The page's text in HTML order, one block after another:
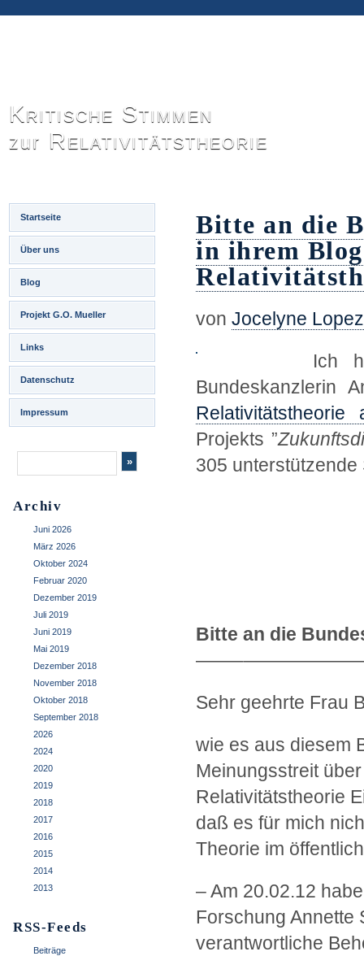
Kritische Stimmen
zur Relativitätstheorie
Startseite
Über uns
Blog
Projekt G.O. Mueller
Links
Datenschutz
Impressum
Archiv
Juni 2026
März 2026
Oktober 2024
Februar 2020
Dezember 2019
Juli 2019
Juni 2019
Mai 2019
Dezember 2018
November 2018
Oktober 2018
September 2018
2026
2024
2020
2019
2018
2017
2016
2015
2014
2013
RSS-Feeds
Beiträge
Bitte an die
in ihrem
von Jocelyne Lopez
Ich
Bundeskanzlerin
Projekts ”
305
Bitte an die
Sehr geehrte Frau
wie es aus diesem
Meinungsstreit
Relativitätstheorie
daß es für mich
Theorie im
– Am 20.02.12
Forschung Annette
verantwortliche